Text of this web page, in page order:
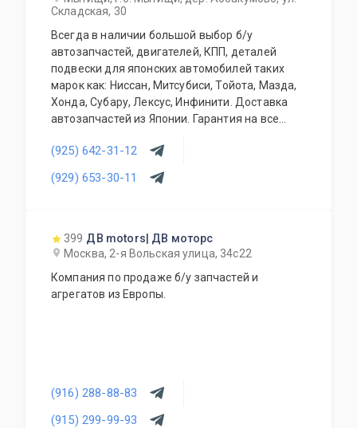
Складская, 30
Всегда в наличии большой выбор б/у
автозапчастей, двигателей, КПП, деталей
подвески для японских автомобилей таких
марок как: Ниссан, Митсубиси, Тойота, Мазда,
Хонда, Субару, Лексус, Инфинити. Доставка
автозапчастей из Японии. Гарантия на все
(925) 642-31-12
(929) 653-30-11
399 ДВ motors| ДВ моторс
Москва, 2-я Вольская улица, 34с22
Компания по продаже б/у запчастей и
агрегатов из Европы.
(916) 288-88-83
(915) 299-99-93